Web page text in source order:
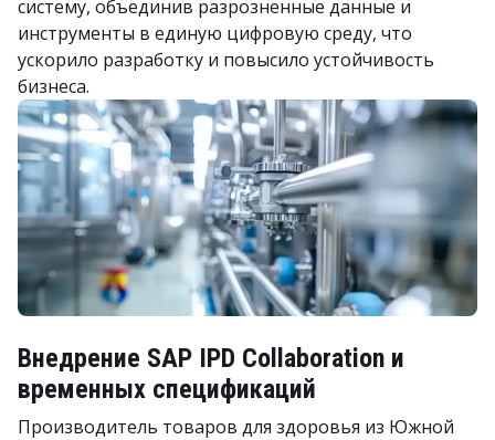
систему, объединив разрозненные данные и
инструменты в единую цифровую среду, что
ускорило разработку и повысило устойчивость
бизнеса.
Внедрение SAP IPD Collaboration и
временных спецификаций
Производитель товаров для здоровья из Южной